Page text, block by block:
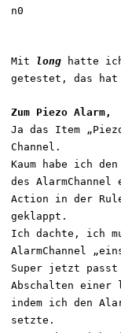
n0
Mit long hatte
getestet, das hat
Zum Piezo Alarm,
J a das Item
Channel.
Kaum habe ich
des
Action in der
geklappt.
Ich dachte, ich
AlarmChannel
Super jetzt passt
Abschalten einer
indem ich den
setzte.